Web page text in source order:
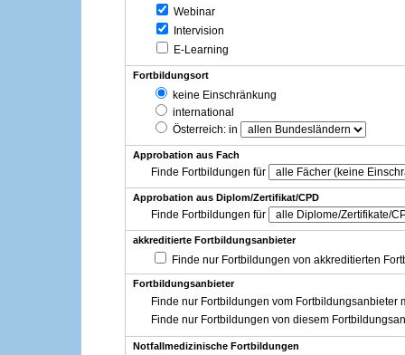
Webinar
Intervision
E-Learning
Fortbildungsort
keine Einschränkung
international
Österreich: in
Approbation aus Fach
Finde Fortbildungen für
Approbation aus Diplom/Zertifikat/CPD
Finde Fortbildungen für
akkreditierte Fortbildungsanbieter
Finde nur Fortbildungen von akkreditierten
Fortbildungsanbieter
Finde nur Fortbildungen vom Fortbildungsanbieter
Finde nur Fortbildungen von diesem
Notfallmedizinische Fortbildungen